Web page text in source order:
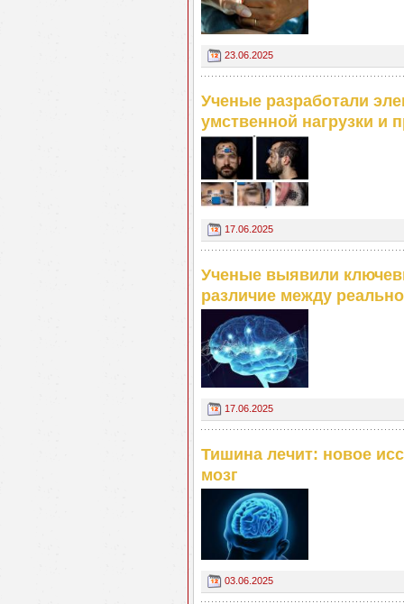
23.06.2025
Ученые разработали
умственной нагрузки и
17.06.2025
Ученые выявили
различие между
17.06.2025
Тишина лечит: новое
мозг
03.06.2025